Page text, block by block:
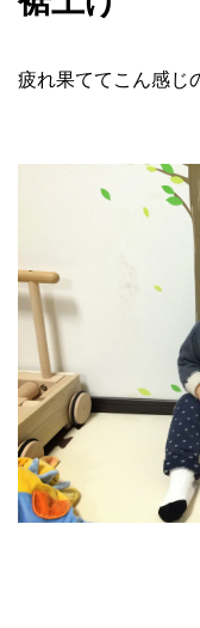
疲れ果ててこん感じ